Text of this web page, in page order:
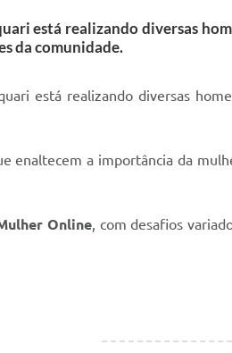
está realizando diversas
da comunidade.
está realizando diversas
enaltecem a importância da
Online, com desafios